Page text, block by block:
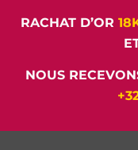
RACHAT D’OR
NOUS